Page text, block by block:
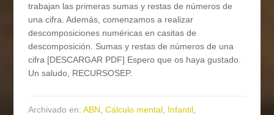
trabajan las primeras sumas y restas de números de
una cifra. Además, comenzamos a realizar
descomposiciones numéricas en casitas de
descomposición. Sumas y restas de números de una
cifra [DESCARGAR PDF] Espero que os haya gustado.
Un saludo, RECURSOSEP.
Archivado en:ABN ,Cálculo mental Infantil